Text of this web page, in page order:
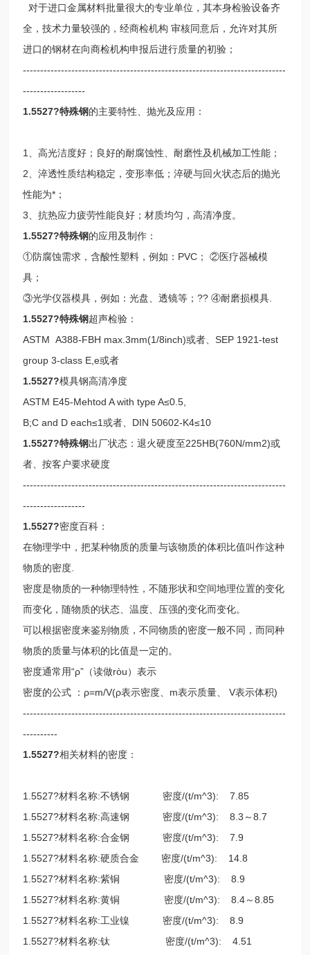
对于进口金属材料批量很大的专业单位，其本身检验设备齐
全，技术力量较强的，经商检机构 审核同意后，允许对其所
进口的钢材在向商检机构申报后进行质量的初验；
----------------------------------------------------------------------------
------------------
1.5527?特殊钢的主要特性、抛光及应用：
1、高光洁度好；良好的耐腐蚀性、耐磨性及机械加工性能；
2、淬透性质结构稳定，变形率低；淬硬与回火状态后的抛光
性能为*；
3、抗热应力疲劳性能良好；材质均匀，高清净度。
1.5527?特殊钢的应用及制作：
①防腐蚀需求，含酸性塑料，例如：PVC； ②医疗器械模
具；
③光学仪器模具，例如：光盘、透镜等；?? ④耐磨损模具.
1.5527?特殊钢超声检验：
ASTM A388-FBH max.3mm(1/8inch)或者、SEP 1921-test
group 3-class E,e或者
1.5527?模具钢高清净度
ASTM E45-Mehtod A with type A≤0.5,
B;C and D each≤1或者、DIN 50602-K4≤10
1.5527?特殊钢出厂状态：退火硬度至225HB(760N/mm2)或
者、按客户要求硬度
----------------------------------------------------------------------------
------------------
1.5527?密度百科：
在物理学中，把某种物质的质量与该物质的体积比值叫作这种
物质的密度.
密度是物质的一种物理特性，不随形状和空间地理位置的变化
而变化，随物质的状态、温度、压强的变化而变化。
可以根据密度来鉴别物质，不同物质的密度一般不同，而同种
物质的质量与体积的比值是一定的。
密度通常用“ρ”（读做ròu）表示
密度的公式 ：ρ=m/V(ρ表示密度、m表示质量、 V表示体积)
----------------------------------------------------------------------------
----------
1.5527?相关材料的密度：
1.5527?材料名称:不锈钢 密度/(t/m^3): 7.85
1.5527?材料名称:高速钢 密度/(t/m^3): 8.3～8.7
1.5527?材料名称:合金钢 密度/(t/m^3): 7.9
1.5527?材料名称:硬质合金 密度/(t/m^3): 14.8
1.5527?材料名称:紫铜 密度/(t/m^3): 8.9
1.5527?材料名称:黄铜 密度/(t/m^3): 8.4～8.85
1.5527?材料名称:工业镍 密度/(t/m^3): 8.9
1.5527?材料名称:钛 密度/(t/m^3): 4.51